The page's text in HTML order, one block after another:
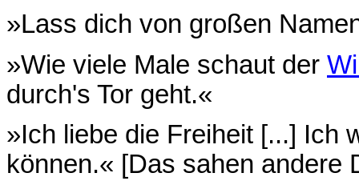
»Lass dich von großen
»Wie viele Male schaut der
durch's Tor geht.«
»Ich liebe die Freiheit [...] Ich
können.« [Das sahen andere